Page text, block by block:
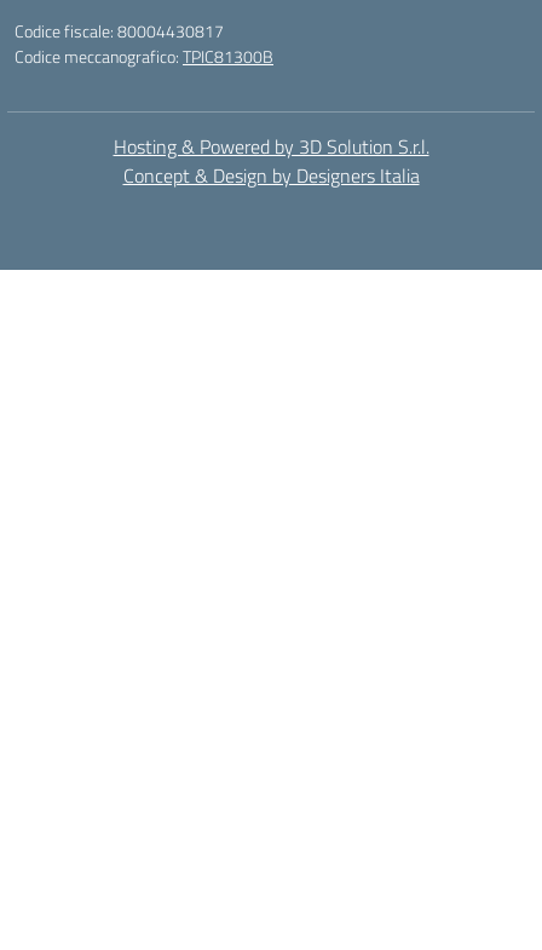
Codice fiscale: 80004430817
Codice meccanografico:TPIC81300B
Hosting & Powered by 3D Solution S.r.l.
Concept & Design by Designers Italia